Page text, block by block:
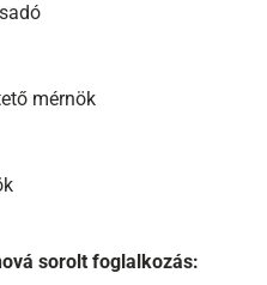
mérnök
sorolt foglalkozás: